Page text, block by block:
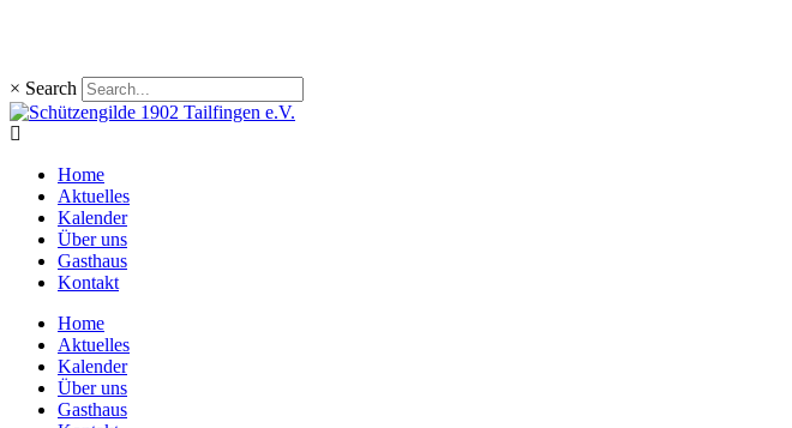
× Search
Home
Aktuelles
Kalender
Über uns
Gasthaus
Kontakt
Home
Aktuelles
Kalender
Über uns
Gasthaus